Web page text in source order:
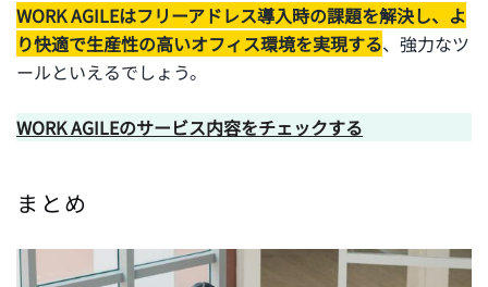
WORK AGILEはフリーアドレス導入時の課題を解決し、よ
り快適で生産性の高いオフィス環境を実現する、強力なツ
ールといえるでしょう。
WORK AGILEのサービス内容をチェックする
まとめ